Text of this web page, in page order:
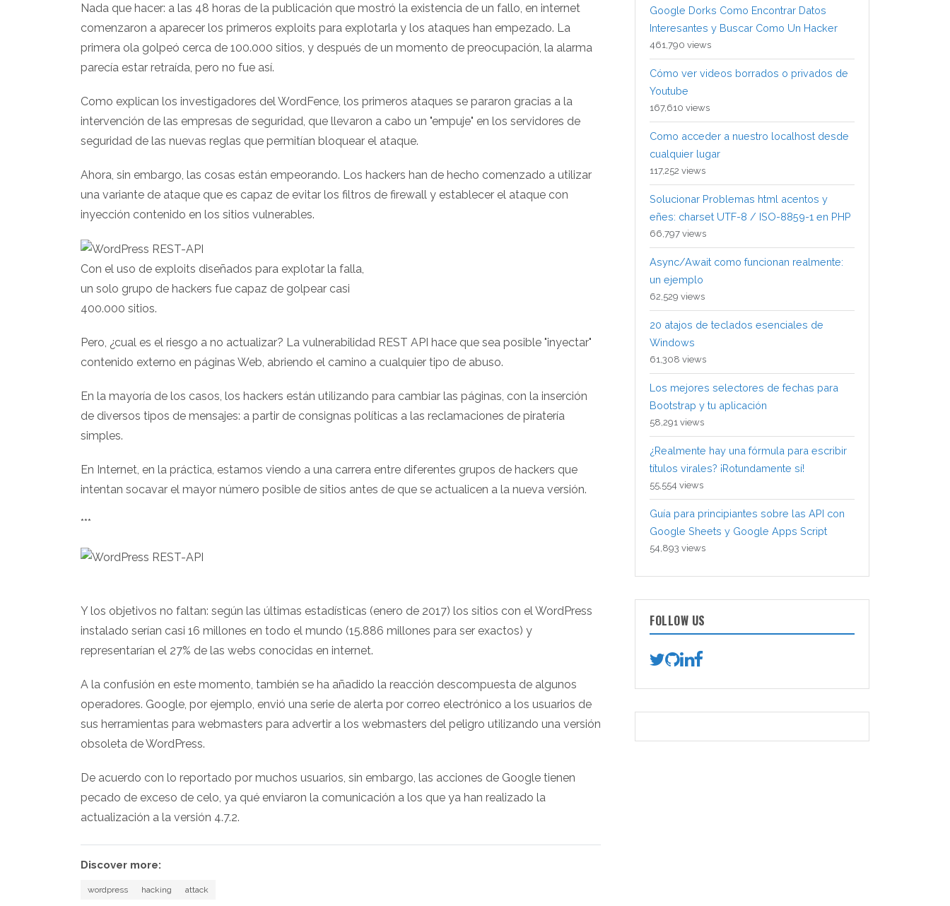
Nada que hacer: a las 48 horas de la publicación que mostró la existencia de un fallo, en internet
comenzaron a aparecer los primeros exploits para explotarla y los ataques han empezado. La
primera ola golpeó cerca de 100.000 sitios, y después de un momento de preocupación, la alarma
parecía estar retraída, pero no fue así.
Como explican los investigadores del WordFence, los primeros ataques se pararon gracias a la
intervención de las empresas de seguridad, que llevaron a cabo un "empuje" en los servidores de
seguridad de las nuevas reglas que permitían bloquear el ataque.
Ahora, sin embargo, las cosas están empeorando. Los hackers han de hecho comenzado a utilizar
una variante de ataque que es capaz de evitar los filtros de firewall y establecer el ataque con
inyección contenido en los sitios vulnerables.
Con el uso de exploits diseñados para explotar la falla,
un solo grupo de hackers fue capaz de golpear casi
400.000 sitios.
Pero, ¿cual es el riesgo a no actualizar? La vulnerabilidad REST API hace que sea posible "inyectar"
contenido externo en páginas Web, abriendo el camino a cualquier tipo de abuso.
En la mayoría de los casos, los hackers están utilizando para cambiar las páginas, con la inserción
de diversos tipos de mensajes: a partir de consignas políticas a las reclamaciones de piratería
simples.
En Internet, en la práctica, estamos viendo a una carrera entre diferentes grupos de hackers que
intentan socavar el mayor número posible de sitios antes de que se actualicen a la nueva versión.
***
Y los objetivos no faltan: según las últimas estadísticas (enero de 2017) los sitios con el WordPress
instalado serían casi 16 millones en todo el mundo (15.886 millones para ser exactos) y
representarían el 27% de las webs conocidas en internet.
A la confusión en este momento, también se ha añadido la reacción descompuesta de algunos
operadores. Google, por ejemplo, envió una serie de alerta por correo electrónico a los usuarios de
sus herramientas para webmasters para advertir a los webmasters del peligro utilizando una versión
obsoleta de WordPress.
De acuerdo con lo reportado por muchos usuarios, sin embargo, las acciones de Google tienen
pecado de exceso de celo, ya qué enviaron la comunicación a los que ya han realizado la
actualización a la versión 4.7.2.
Discover more:
wordpress hacking attack
Google Dorks Como Encontrar Datos
Interesantes y Buscar Como Un Hacker
461,790 views
Cómo ver videos borrados o privados de
Youtube
167,610 views
Como acceder a nuestro localhost desde
cualquier lugar
117,252 views
Solucionar Problemas html acentos y
eñes: charset UTF-8 / ISO-8859-1 en PHP
66,797 views
Async/Await como funcionan realmente:
un ejemplo
62,529 views
20 atajos de teclados esenciales de
Windows
61,308 views
Los mejores selectores de fechas para
Bootstrap y tu aplicación
58,291 views
¿Realmente hay una fórmula para escribir
títulos virales? ¡Rotundamente sí!
55,554 views
Guía para principiantes sobre las API con
Google Sheets y Google Apps Script
54,893 views
FOLLOW US